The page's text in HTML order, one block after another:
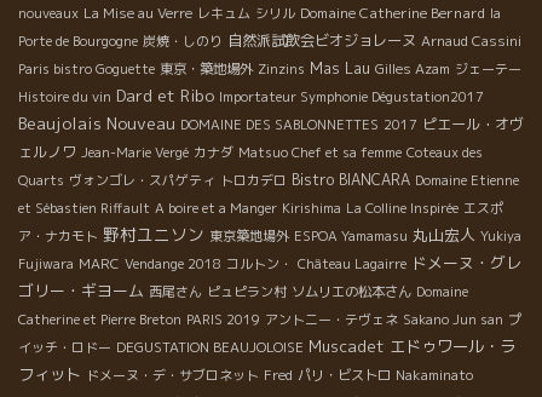
nouveaux La Mise au Verre レキュム シリル Domaine Catherine Bernard la
Porte de Bourgogne 炭焼・しのり 自然派試飲会ビオジョレーヌ Arnaud Cassini
Paris bistro Goguette 東京・築地場外 Zinzins Mas Lau Gilles Azam ジェーテー
Histoire du vin Dard et Ribo Importateur Symphonie Dégustation2017
Beaujolais Nouveau DOMAINE DES SABLONNETTES 2017 ピエール・オヴ
ェルノワ Jean-Marie Vergé カナダ Matsuo Chef et sa femme Coteaux des
Quarts ヴォンゴレ・スパゲティ トロカデロ Bistro BIANCARA Domaine Etienne
et Sébastien Riffault A boire et a Manger Kirishima La Colline Inspirée エスポ
ア・ナカモト 野村ユニソン 東京築地場外 ESPOA Yamamasu 丸山宏人 Yukiya
Fujiwara MARC Vendange 2018 コルトン・ Château Lagairre ドメーヌ・グレ
ゴリー・ギヨーム 西尾さん ピュピラン村 ソムリエの松本さん Domaine
Catherine et Pierre Breton PARIS 2019 アントニー・テヴェネ Sakano Jun san プ
イッチ・ロドー DEGUSTATION BEAUJOLOISE Muscadet エドゥワール・ラ
フィット ドメーヌ・デ・サブロネット Fred パリ・ビストロ Nakaminato